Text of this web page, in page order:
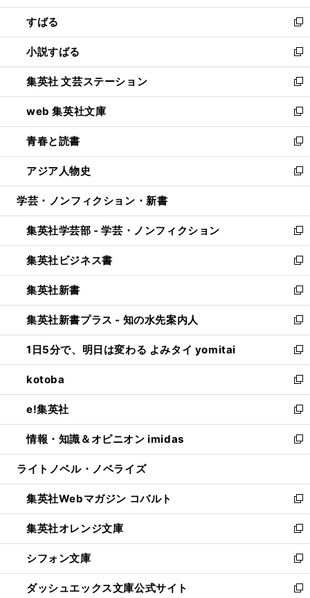
開
く
ウ
で
開
く
ン
ド
ウ
で
開
く
すばる
新
し
い
ウ
ィ
ン
ド
ウ
で
開
く
小説すばる
新
し
い
ウ
ィ
ン
ド
ウ
で
開
集英社 文芸ステーション
新
し
い
ウ
ィ
ン
ド
ウ
開
く
web 集英社文庫
新
し
い
ウ
ィ
ン
ウ
で
開
く
青春と読書
新
し
い
ウ
ン
ド
ウ
で
開
く
アジア人物史
新
し
ウ
ィ
ン
ド
ウ
で
開
く
学芸・ノンフィクション・新書
集英社学芸部 - 学芸・ノンフィクション
新
し
い
ウ
ィ
ン
ド
ウ
で
開
く
集英社ビジネス書
新
し
い
ウ
ィ
ン
ド
ウ
で
開
く
集英社新書
新
し
い
ウ
ィ
ン
ド
ウ
で
開
く
集英社新書プラス - 知の水先案内人
新
し
い
ウ
ィ
ン
ド
ウ
で
開
1日5分で、明日は変わる よみタイ yomitai
新
し
い
ウ
ィ
ン
ド
ウ
開
く
kotoba
新
し
い
ウ
ィ
ン
ウ
で
開
く
e!集英社
新
し
い
ウ
ン
ド
ウ
で
開
く
情報・知識＆オピニオン imidas
新
し
ウ
ィ
ン
ド
ウ
で
開
く
ライトノベル・ノベライズ
集英社Webマガジン コバルト
新
し
い
ウ
ィ
ン
ド
集英社オレンジ文庫
新
し
い
ウ
ィ
シフォン文庫
新
し
い
ダッシュエックス文庫公式サイト
新